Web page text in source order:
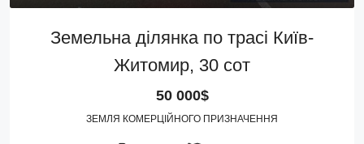
Земельна ділянка по трасі Київ-
Житомир, 30 сот
50 000$
ЗЕМЛЯ КОМЕРЦІЙНОГО ПРИЗНАЧЕННЯ